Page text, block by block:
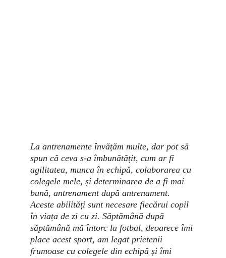
La antrenamente învățăm multe, dar pot să
spun că ceva s-a îmbunătățit, cum ar fi
agilitatea, munca în echipă, colaborarea cu
colegele mele, și determinarea de a fi mai
bună, antrenament după antrenament.
Aceste abilități sunt necesare fiecărui copil
în viața de zi cu zi. Săptămână după
săptămână mă întorc la fotbal, deoarece îmi
place acest sport, am legat prietenii
frumoase cu colegele din echipă și îmi